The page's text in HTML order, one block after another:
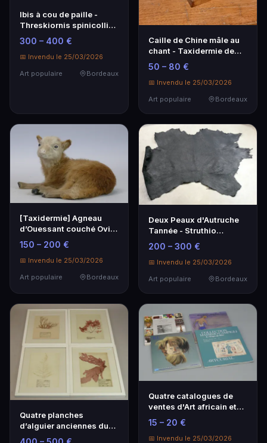
Ibis à cou de paille -
Threskiornis spinicollis
sur socle
300 – 400 €
📅 Invendu le 25/03/2026
Art populaire
Bordeaux
Caille de Chine mâle au
chant - Taxidermie de
qualité
50 – 80 €
📅 Invendu le 25/03/2026
Art populaire
Bordeaux
[Taxidermie] Agneau
d’Ouessant couché Ovis
aries - Art populaire
150 – 200 €
📅 Invendu le 25/03/2026
Art populaire
Bordeaux
Deux Peaux d'Autruche
Tannée - Struthio
Camelus - Art Populaire
200 – 300 €
📅 Invendu le 25/03/2026
Art populaire
Bordeaux
Quatre planches
d’alguier anciennes du
Finistère - Art populaire
Quatre catalogues de
ventes d'Art africain et
aborigène
15 – 20 €
📅 Invendu le 25/03/2026